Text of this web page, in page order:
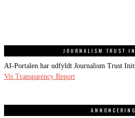
JOURNALISM TRUST
AI-Portalen har udfyldt Journalism Trust
Vis Transparency Report
ANNONCERING